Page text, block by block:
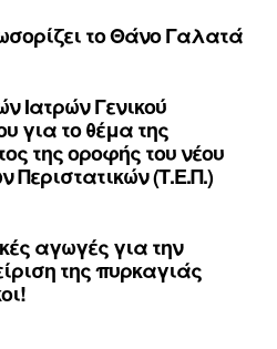
το Θάνο Γαλατά
Ιατρών Γενικού
για το θέμα της
της οροφής του νέου
Περιστατικών (Τ.Ε.Π.)
αγωγές για την
της πυρκαγιάς